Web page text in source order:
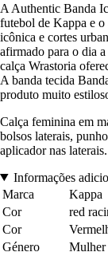
A Authentic Banda
futebol de Kappa e o
icônica e cortes
afirmado para o dia
calça Wrastoria
A banda tecida
produto muito
Calça feminina em
bolsos laterais,
aplicador nas
Informações
Marca
Kappa
Cor
red
Cor
Género
Mulher